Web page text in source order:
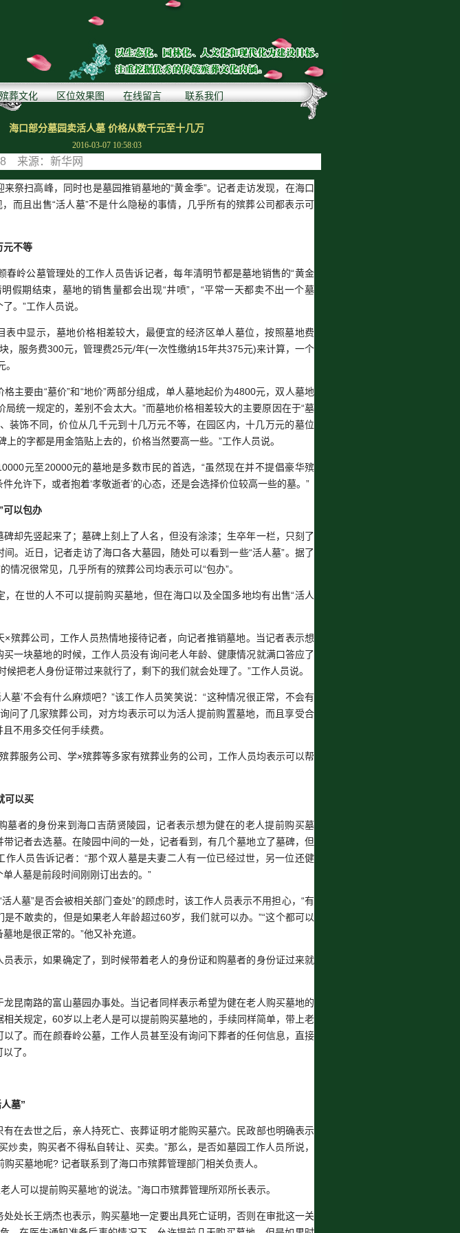
殡葬文化 区位效果图 在线留言 联系我们
海口部分墓园卖活人墓 价格从数千元至十几万
2016-03-07 10:58:03
来源：新华网
祭扫高峰，同时也是墓园推销墓地的“黄金季”。记者走访发现，在海口
，而且出售“活人墓”不是什么隐秘的事情，几乎所有的殡葬公司都表示可
元不等
春岭公墓管理处的工作人员告诉记者，每年清明节都是墓地销售的“黄金
假期结束，墓地的销售量都会出现“井喷”，“平常一天都卖不出一个墓
。”工作人员说。
表中显示，墓地价格相差较大，最便宜的经济区单人墓位，按照墓地费
，服务费300元，管理费25元/年(一次性缴纳15年共375元)来计算，一个
主要由“墓价”和“地价”两部分组成，单人墓地起价为4800元，双人墓地
局统一规定的，差别不会太大。”而墓地价格相差较大的主要原因在于“墓
装饰不同，价位从几千元到十几万元不等，在园区内，十几万元的墓位
上的字都是用金箔贴上去的，价格当然要高一些。”工作人员说。
元至20000元的墓地是多数市民的首选，“虽然现在并不提倡豪华殡
允许下，或者抱着‘孝敬逝者’的心态，还是会选择价位较高一些的墓。”
可以包办
却先竖起来了；墓碑上刻上了人名，但没有涂漆；生卒年一栏，只刻了
。近日，记者走访了海口各大墓园，随处可以看到一些“活人墓”。据了
情况很常见，几乎所有的殡葬公司均表示可以“包办”。
，在世的人不可以提前购买墓地，但在海口以及全国多地均有出售“活人
×殡葬公司，工作人员热情地接待记者，向记者推销墓地。当记者表示想
买一块墓地的时候，工作人员没有询问老人年龄、健康情况就满口答应了
候把老人身份证带过来就行了，剩下的我们就会处理了。”工作人员说。
人墓’不会有什么麻烦吧？”该工作人员笑笑说：“这种情况很正常，不会有
问了几家殡葬公司，对方均表示可以为活人提前购置墓地，而且享受合
不用多交任何手续费。
葬服务公司、学×殡葬等多家有殡葬业务的公司，工作人员均表示可以帮
可以买
墓者的身份来到海口吉荫贤陵园，记者表示想为健在的老人提前购买墓
记者去选墓。在陵园中间的一处，记者看到，有几个墓地立了墓碑，但
作人员告诉记者：“那个双人墓是夫妻二人有一位已经过世，另一位还健
人墓是前段时间刚刚订出去的。”
活人墓”是否会被相关部门查处”的顾虑时，该工作人员表示不用担心，“有
不敢卖的，但是如果老人年龄超过60岁，我们就可以办。”“这个都可以
地是很正常的。”他又补充道。
员表示，如果确定了，到时候带着老人的身份证和购墓者的身份证过来就
龙昆南路的富山墓园办事处。当记者同样表示希望为健在老人购买墓地的
相关规定，60岁以上老人是可以提前购买墓地的，手续同样简单，带上老
以了。而在颜春岭公墓，工作人员甚至没有询问下葬者的任何信息，直接
了。
墓”
有在去世之后，亲人持死亡、丧葬证明才能购买墓穴。民政部也明确表示
炒卖，购买者不得私自转让、买卖。”那么，是否如墓园工作人员所说，
买墓地呢? 记者联系到了海口市殡葬管理部门相关负责人。
人可以提前购买墓地’的说法。”海口市殡葬管理所邓所长表示。
处长王炳杰也表示，购买墓地一定要出具死亡证明，否则在审批这一关